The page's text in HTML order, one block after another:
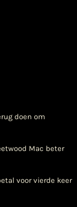
doen om
Mac beter
voor vierde keer